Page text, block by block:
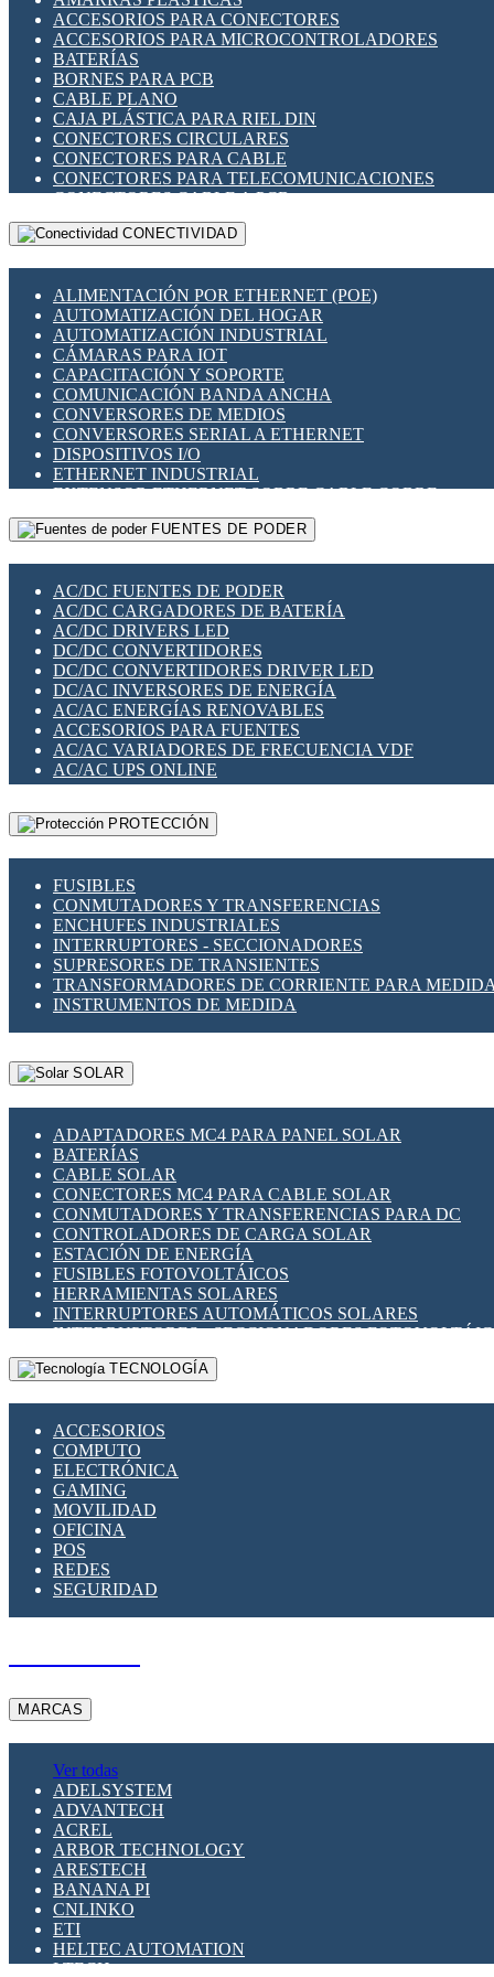
INDICADORES PARA PANEL
INTERFACES DE RELÉ
INTERRUPTORES FIN DE CARRERA
LLAVES CONMUTADORAS
MEDIDORES DE ENERGÍA Y TC'S DE CORRIENTE
MOTORES PASO A PASO
PANTALLAS HMI
PLC -CONTROLADORES LÓGICO PROGRAMABLES
PROGRAMADORES DE HORARIO
RELÉS DE PROTECCIÓN
SENSORES CAPACITIVOS
SENSORES INDUCTIVOS
TEMPORIZADORES
VARIACS
VARIADORES DE FRECUENCIA [VDF]
SECCIONADORES - INTERRUPTORES
MAQUINARIA
ACCESORIOS PARA CONECTORES
ACCESORIOS PARA MICROCONTROLADORES
BATERÍAS
BORNES PARA PCB
CABLE PLANO
CAJA PLÁSTICA PARA RIEL DIN
CONECTORES CIRCULARES
CONECTORES PARA CABLE
CONECTORES PARA TELECOMUNICACIONES
CONECTORES CABLE A PCB
CONECTORES PCB A CABLE
DIP SWITCHES
HERRAMIENTAS VARIAS
ILUMINACIÓN LED
INTERRUPTORES REED
INTERFACES DE RELÉ
OTROS RELÉS
PROTECCIÓN TÉRMICA
RELÉS AUTOMOTRICES
RELÉS DE SEÑAL
RELÉS DE ESTADO SÓLIDO SSR
RELÉS INDUSTRIALES
RELÉS MINIATURA DE POTENCIA
SENSORES MAGNÉTICOS
SWITCH Y MICROSWITCH
TARJETAS PI
UNIÓN Y DERIVACIÓN DE CABLE
CONECTIVIDAD
ALIMENTACIÓN POR ETHERNET (POE)
AUTOMATIZACIÓN DEL HOGAR
AUTOMATIZACIÓN INDUSTRIAL
CÁMARAS PARA IOT
CAPACITACIÓN Y SOPORTE
COMUNICACIÓN BANDA ANCHA
CONVERSORES DE MEDIOS
CONVERSORES SERIAL A ETHERNET
DISPOSITIVOS I/O
ETHERNET INDUSTRIAL
EXTENSOR ETHERNET SOBRE CABLE COBRE
GATEWAY LORAWAN
GESTIÓN DE REDES
PLACAS MODULARES IOT
SWITCHES Y REDES WIFI
SOLUCIONES IOT
SOLUCIONES LORAWAN
SOLUCIONES RED CELULAR
SEGURIDAD PARA REDES
SWITCHES LAN
TELEFONÍA IP (VOIP)
VIGILANCIA IP (CCTV)
MESHTASTIC
FUENTES DE PODER
AC/DC FUENTES DE PODER
AC/DC CARGADORES DE BATERÍA
AC/DC DRIVERS LED
DC/DC CONVERTIDORES
DC/DC CONVERTIDORES DRIVER LED
DC/AC INVERSORES DE ENERGÍA
AC/AC ENERGÍAS RENOVABLES
ACCESORIOS PARA FUENTES
AC/AC VARIADORES DE FRECUENCIA VDF
AC/AC UPS ONLINE
PROTECCIÓN
FUSIBLES
CONMUTADORES Y TRANSFERENCIAS
ENCHUFES INDUSTRIALES
INTERRUPTORES - SECCIONADORES
SUPRESORES DE TRANSIENTES
TRANSFORMADORES DE CORRIENTE PARA
INSTRUMENTOS DE MEDIDA
SOLAR
ADAPTADORES MC4 PARA PANEL SOLAR
BATERÍAS
CABLE SOLAR
CONECTORES MC4 PARA CABLE SOLAR
CONMUTADORES Y TRANSFERENCIAS PARA DC
CONTROLADORES DE CARGA SOLAR
ESTACIÓN DE ENERGÍA
FUSIBLES FOTOVOLTÁICOS
HERRAMIENTAS SOLARES
INTERRUPTORES AUTOMÁTICOS SOLARES
INTERRUPTORES - SECCIONADORES
MONTAJE PANEL SOLAR
PORTA FUSIBLES Y SECCIONADORES
TECNOLOGÍA
ACCESORIOS
COMPUTO
ELECTRÓNICA
GAMING
MOVILIDAD
OFICINA
POS
REDES
SEGURIDAD
MARCAS
Ver todas
ADELSYSTEM
ADVANTECH
ACREL
ARBOR TECHNOLOGY
ARESTECH
BANANA PI
CNLINKO
ETI
HELTEC AUTOMATION
LTECH